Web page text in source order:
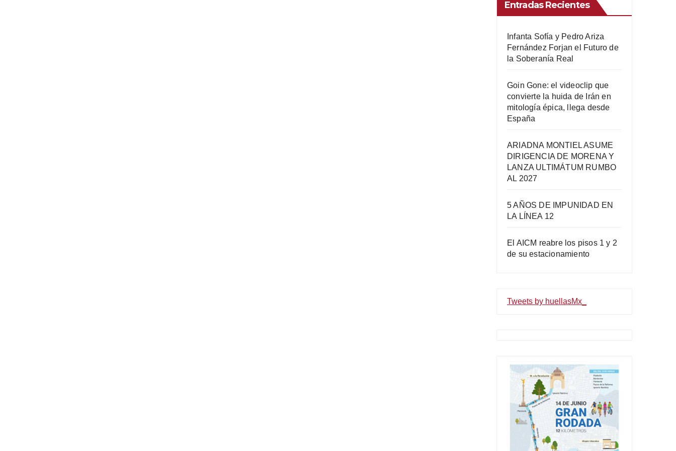
Entradas Recientes
Infanta Sofía y Pedro Ariza
Fernández Forjan el Futuro de
la Soberanía Real
Goin Gone: el videoclip que
convierte la huida de Irán en
mitología épica, llega desde
España
ARIADNA MONTIEL ASUME
DIRIGENCIA DE MORENA Y
LANZA ULTIMÁTUM RUMBO
AL 2027
5 AÑOS DE IMPUNIDAD EN
LA LÍNEA 12
El AICM reabre los pisos 1 y 2
de su estacionamiento
Tweets by huellasMx_